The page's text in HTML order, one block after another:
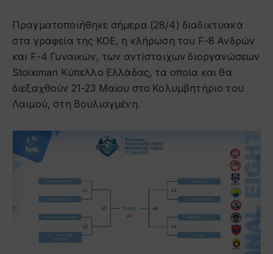
Πραγματοποιήθηκε σήμερα (28/4) διαδικτυακά
στα γραφεία της ΚΟΕ, η κλήρωση του F-8 Ανδρών
και F-4 Γυναικών, των αντίστοιχων διοργανώσεων
Stoiximan Κύπελλο Ελλάδας, τα οποία και θα
διεξαχθούν 21-23 Μαϊου στο Κολυμβητήριο του
Λαιμού, στη Βουλιαγμένη.